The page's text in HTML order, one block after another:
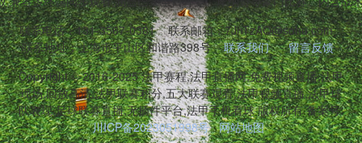
联系电话：131-3567-0381
联系邮箱：7JnTzAQ@sohu.com
联系地址：上海市平山区和谐路398号
联系我们
留言反馈
Copyright © 2016-2025 法甲赛程,法甲直播网,免费视频直播,法甲
现场,回放高清,法甲联赛积分,五大联赛观看,法甲视频直播,法甲球
队表现,足球联赛直播,无插件平台,法甲手机看球 版权所有 备案号:
川ICP备2023051998号 网站地图